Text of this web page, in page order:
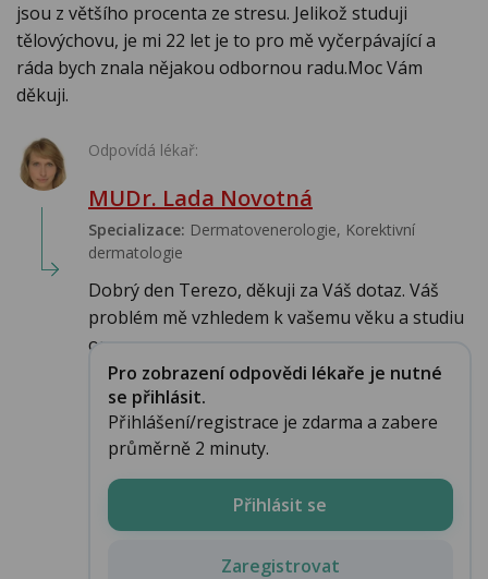
jsou z většího procenta ze stresu. Jelikož studuji
tělovýchovu, je mi 22 let je to pro mě vyčerpávající a
ráda bych znala nějakou odbornou radu.Moc Vám
děkuji.
Odpovídá lékař:
MUDr. Lada Novotná
Specializace: Dermatovenerologie, Korektivní
dermatologie
Dobrý den Terezo, děkuji za Váš dotaz. Váš
problém mě vzhledem k vašemu věku a studiu
opra...
Pro zobrazení odpovědi lékaře je nutné
se přihlásit.
Přihlášení/registrace je zdarma a zabere
průměrně 2 minuty.
Přihlásit se
Zaregistrovat